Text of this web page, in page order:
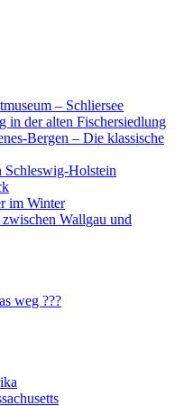
– Schliersee
in der alten Fischersiedlung
Bergen – Die klassische
Schleswig-Holstein
im Winter
Wallgau und
weg ???